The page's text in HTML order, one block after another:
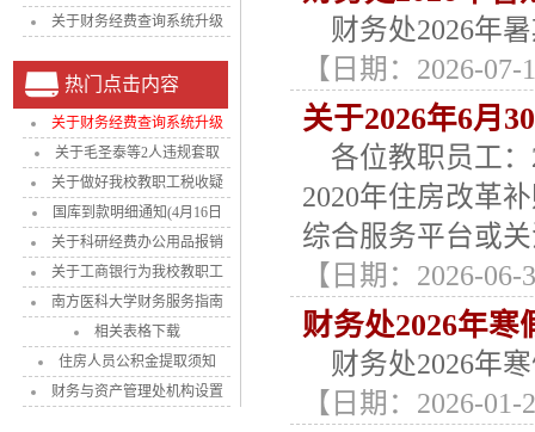
关于财务经费查询系统升级
 热门点击内容
关于财务经费查询系统升级
关于毛圣泰等2人违规套取
关于做好我校教职工税收疑
国库到款明细通知(4月16日
关于科研经费办公用品报销
关于工商银行为我校教职工
南方医科大学财务服务指南
相关表格下载
住房人员公积金提取须知
财务与资产管理处机构设置
财务处2026年
【日期：2026-07-
关于2026年6月
各位教职员工：
2020年住房改革
综合服务平台或
【日期：2026-06-
财务处2026年寒
财务处2026年
【日期：2026-01-